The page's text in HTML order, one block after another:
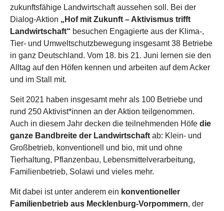
zukunftsfähige Landwirtschaft aussehen soll. Bei der
Dialog-Aktion „Hof mit Zukunft – Aktivismus trifft
Landwirtschaft“ besuchen Engagierte aus der Klima-,
Tier- und Umweltschutzbewegung insgesamt 38 Betriebe
in ganz Deutschland. Vom 18. bis 21. Juni lernen sie den
Alltag auf den Höfen kennen und arbeiten auf dem Acker
und im Stall mit.
Seit 2021 haben insgesamt mehr als 100 Betriebe und
rund 250 Aktivist*innen an der Aktion teilgenommen.
Auch in diesem Jahr decken die teilnehmenden Höfe die
ganze Bandbreite der Landwirtschaft ab: Klein- und
Großbetrieb, konventionell und bio, mit und ohne
Tierhaltung, Pflanzenbau, Lebensmittelverarbeitung,
Familienbetrieb, Solawi und vieles mehr.
Mit dabei ist unter anderem ein konventioneller
Familienbetrieb aus Mecklenburg-Vorpommern, der